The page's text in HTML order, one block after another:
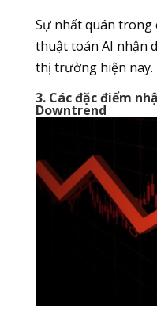
Sự nhất quán trong
thuật toán AI nhận
thị trường hiện nay.
3. Các đặc điểm
Downtrend